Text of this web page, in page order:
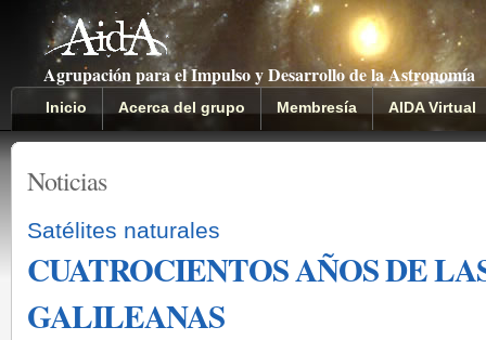
Agrupación para el Impulso y Desarrollo de la Astronomía
Inicio Acerca del grupo Membresía AIDA Virtual
Noticias
Satélites naturales
CUATROCIENTOS AÑOS DE
GALILEANAS